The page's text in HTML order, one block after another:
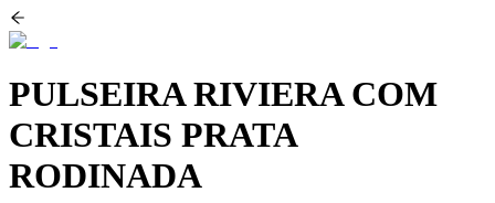
PULSEIRA RIVIERA COM
CRISTAIS PRATA
RODINADA